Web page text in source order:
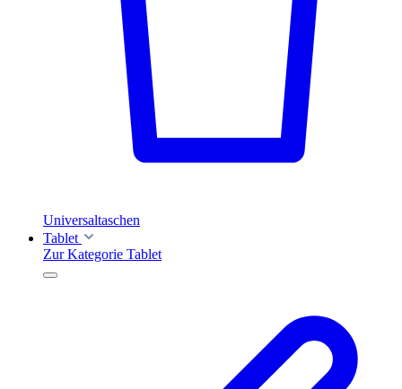
Universaltaschen
Tablet
Zur Kategorie Tablet